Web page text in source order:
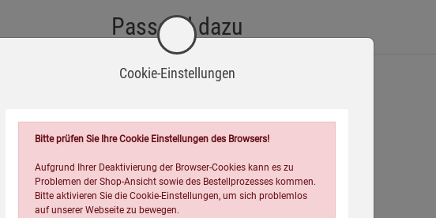
sein. In diesem Fall das Produkt nicht
scharfen Reinigungsmittel oder Chemikalien benutzen, da
Passend dazu
Cookie-Einstellungen
Bitte prüfen Sie Ihre Cookie Einstellungen des Browsers!
Aufgrund Ihrer Deaktivierung der Browser-Cookies kann es zu
Problemen der Shop-Ansicht sowie des Bestellprozesses kommen.
Bitte aktivieren Sie die Cookie-Einstellungen, um sich problemlos
auf unserer Webseite zu bewegen.